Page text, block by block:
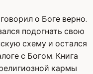
о Боге верно.
подогнать свою
схему и остался
с Богом. Книга
кармы